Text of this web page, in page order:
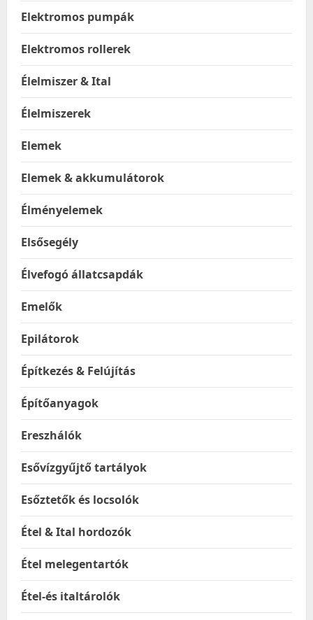
Elektromos pumpák
Elektromos rollerek
Élelmiszer & Ital
Élelmiszerek
Elemek
Elemek & akkumulátorok
Élményelemek
Elsősegély
Élvefogó állatcsapdák
Emelők
Epilátorok
Építkezés & Felújítás
Építőanyagok
Ereszhálók
Esővízgyűjtő tartályok
Esőztetők és locsolók
Étel & Ital hordozók
Étel melegentartók
Étel-és italtárolók